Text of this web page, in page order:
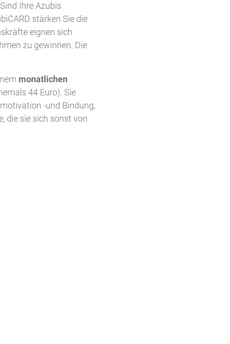
Ihre Azubis
stärken Sie die
eignen sich
zu gewinnen. Die
monatlichen
44 Euro). Sie
-und Bindung,
die sie sich sonst von